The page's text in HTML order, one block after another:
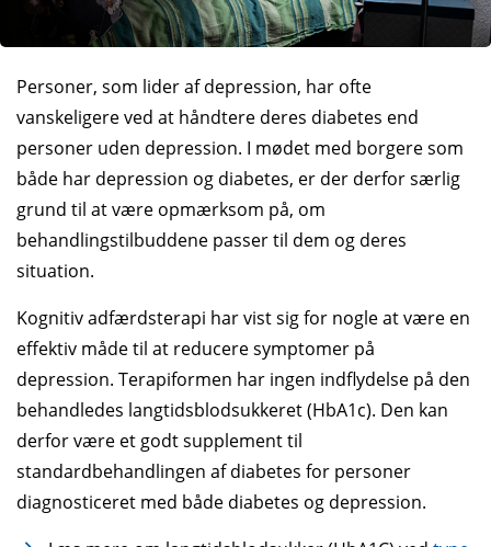
Personer, som lider af depression, har ofte
vanskeligere ved at håndtere deres diabetes end
personer uden depression. I mødet med borgere som
både har depression og diabetes, er der derfor særlig
grund til at være opmærksom på, om
behandlingstilbuddene passer til dem og deres
situation.
Kognitiv adfærdsterapi har vist sig for nogle at være en
effektiv måde til at reducere symptomer på
depression. Terapiformen har ingen indflydelse på den
behandledes langtidsblodsukkeret (HbA1c). Den kan
derfor være et godt supplement til
standardbehandlingen af diabetes for personer
diagnosticeret med både diabetes og depression.